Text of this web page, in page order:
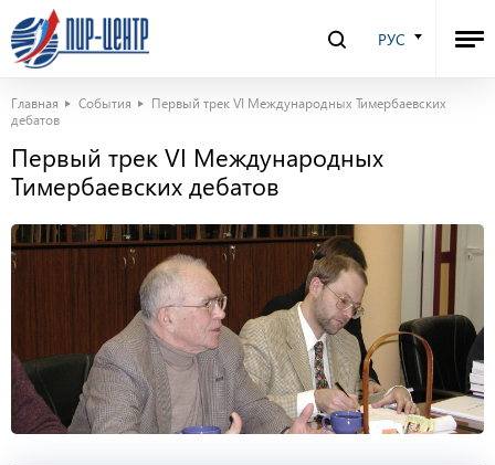
РУС
Главная События
Первый трек VI Международных Тимербаевских
дебатов
Первый трек VI Международных
Тимербаевских дебатов